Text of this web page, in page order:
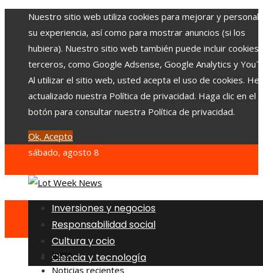
Nuestro sitio web utiliza cookies para mejorar y
su experiencia, así como para mostrar anuncios (si los
hubiera). Nuestro sitio web también puede incluir cookies
terceros, como Google Adsense, Google Analytics y
Al utilizar el sitio web, usted acepta el uso de cookies.
actualizado nuestra Política de privacidad. Haga clic en el
botón para consultar nuestra Política de privacidad.
Ok, Acepto
sábado, agosto 8
Inversiones y negocios
Responsabilidad social
Cultura y ocio
Ciencia y tecnología
Inicio
Noticias recientes